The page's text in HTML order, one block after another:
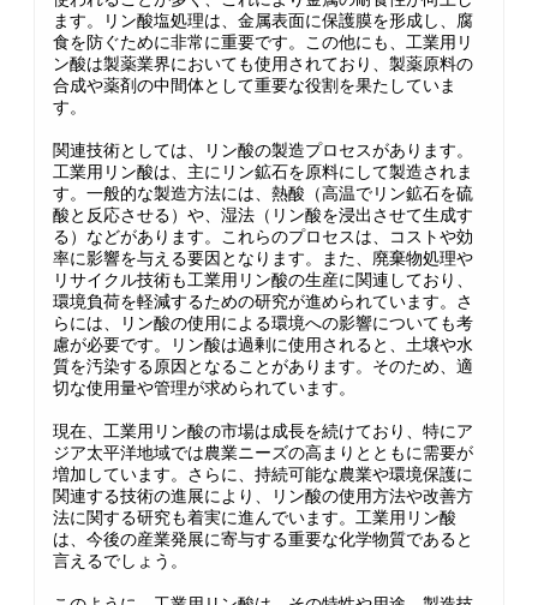
ます。リン酸塩処理は、金属表面に保護膜を形成し、腐
食を防ぐために非常に重要です。この他にも、工業用リ
ン酸は製薬業界においても使用されており、製薬原料の
合成や薬剤の中間体として重要な役割を果たしていま
す。
関連技術としては、リン酸の製造プロセスがあります。
工業用リン酸は、主にリン鉱石を原料にして製造されま
す。一般的な製造方法には、熱酸（高温でリン鉱石を硫
酸と反応させる）や、湿法（リン酸を浸出させて生成す
る）などがあります。これらのプロセスは、コストや効
率に影響を与える要因となります。また、廃棄物処理や
リサイクル技術も工業用リン酸の生産に関連しており、
環境負荷を軽減するための研究が進められています。さ
らには、リン酸の使用による環境への影響についても考
慮が必要です。リン酸は過剰に使用されると、土壌や水
質を汚染する原因となることがあります。そのため、適
切な使用量や管理が求められています。
現在、工業用リン酸の市場は成長を続けており、特にア
ジア太平洋地域では農業ニーズの高まりとともに需要が
増加しています。さらに、持続可能な農業や環境保護に
関連する技術の進展により、リン酸の使用方法や改善方
法に関する研究も着実に進んでいます。工業用リン酸
は、今後の産業発展に寄与する重要な化学物質であると
言えるでしょう。